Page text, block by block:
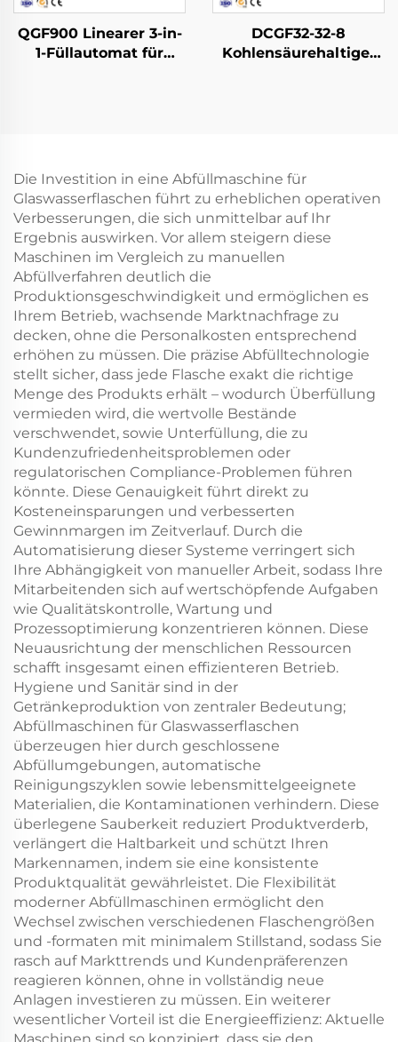
QGF900 Linearer 3-in-
1-Füllautomat für
DCGF32-32-8
Kohlensäurehaltige-
Die Investition in eine Abfüllmaschine für
Glaswasserflaschen führt zu erheblichen operativen
Verbesserungen, die sich unmittelbar auf Ihr
Ergebnis auswirken. Vor allem steigern diese
Maschinen im Vergleich zu manuellen
Abfüllverfahren deutlich die
Produktionsgeschwindigkeit und ermöglichen es
Ihrem Betrieb, wachsende Marktnachfrage zu
decken, ohne die Personalkosten entsprechend
erhöhen zu müssen. Die präzise Abfülltechnologie
stellt sicher, dass jede Flasche exakt die richtige
Menge des Produkts erhält – wodurch Überfüllung
vermieden wird, die wertvolle Bestände
verschwendet, sowie Unterfüllung, die zu
Kundenzufriedenheitsproblemen oder
regulatorischen Compliance-Problemen führen
könnte. Diese Genauigkeit führt direkt zu
Kosteneinsparungen und verbesserten
Gewinnmargen im Zeitverlauf. Durch die
Automatisierung dieser Systeme verringert sich
Ihre Abhängigkeit von manueller Arbeit, sodass Ihre
Mitarbeitenden sich auf wertschöpfende Aufgaben
wie Qualitätskontrolle, Wartung und
Prozessoptimierung konzentrieren können. Diese
Neuausrichtung der menschlichen Ressourcen
schafft insgesamt einen effizienteren Betrieb.
Hygiene und Sanitär sind in der
Getränkeproduktion von zentraler Bedeutung;
Abfüllmaschinen für Glaswasserflaschen
überzeugen hier durch geschlossene
Abfüllumgebungen, automatische
Reinigungszyklen sowie lebensmittelgeeignete
Materialien, die Kontaminationen verhindern. Diese
überlegene Sauberkeit reduziert Produktverderb,
verlängert die Haltbarkeit und schützt Ihren
Markennamen, indem sie eine konsistente
Produktqualität gewährleistet. Die Flexibilität
moderner Abfüllmaschinen ermöglicht den
Wechsel zwischen verschiedenen Flaschengrößen
und -formaten mit minimalem Stillstand, sodass Sie
rasch auf Markttrends und Kundenpräferenzen
reagieren können, ohne in vollständig neue
Anlagen investieren zu müssen. Ein weiterer
wesentlicher Vorteil ist die Energieeffizienz: Aktuelle